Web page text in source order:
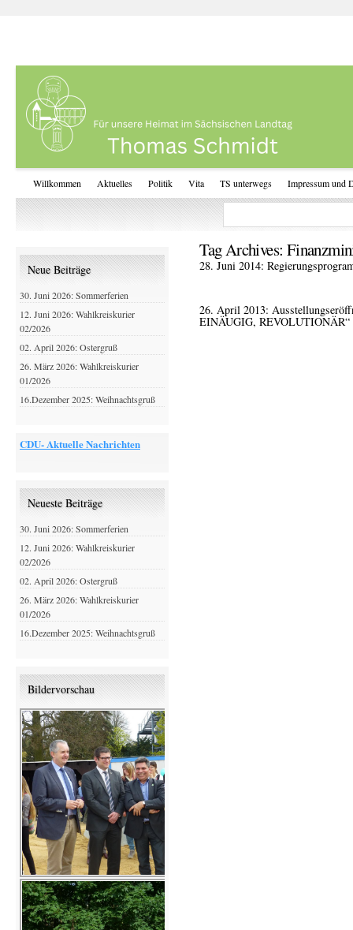
Willkommen Aktuelles Politik Vita TS unterwegs Impressum und
Tag Archives:
28. Juni 2014:
26. April 2013:
EINÄUGIG, REVOLUTIONÄR“
Neue Beiträge
30. Juni 2026: Sommerferien
12. Juni 2026: Wahlkreiskurier
02/2026
02. April 2026: Ostergruß
26. März 2026: Wahlkreiskurier
01/2026
16.Dezember 2025: Weihnachtsgruß
CDU- Aktuelle Nachrichten
Neueste Beiträge
30. Juni 2026: Sommerferien
12. Juni 2026: Wahlkreiskurier
02/2026
02. April 2026: Ostergruß
26. März 2026: Wahlkreiskurier
01/2026
16.Dezember 2025: Weihnachtsgruß
Bildervorschau